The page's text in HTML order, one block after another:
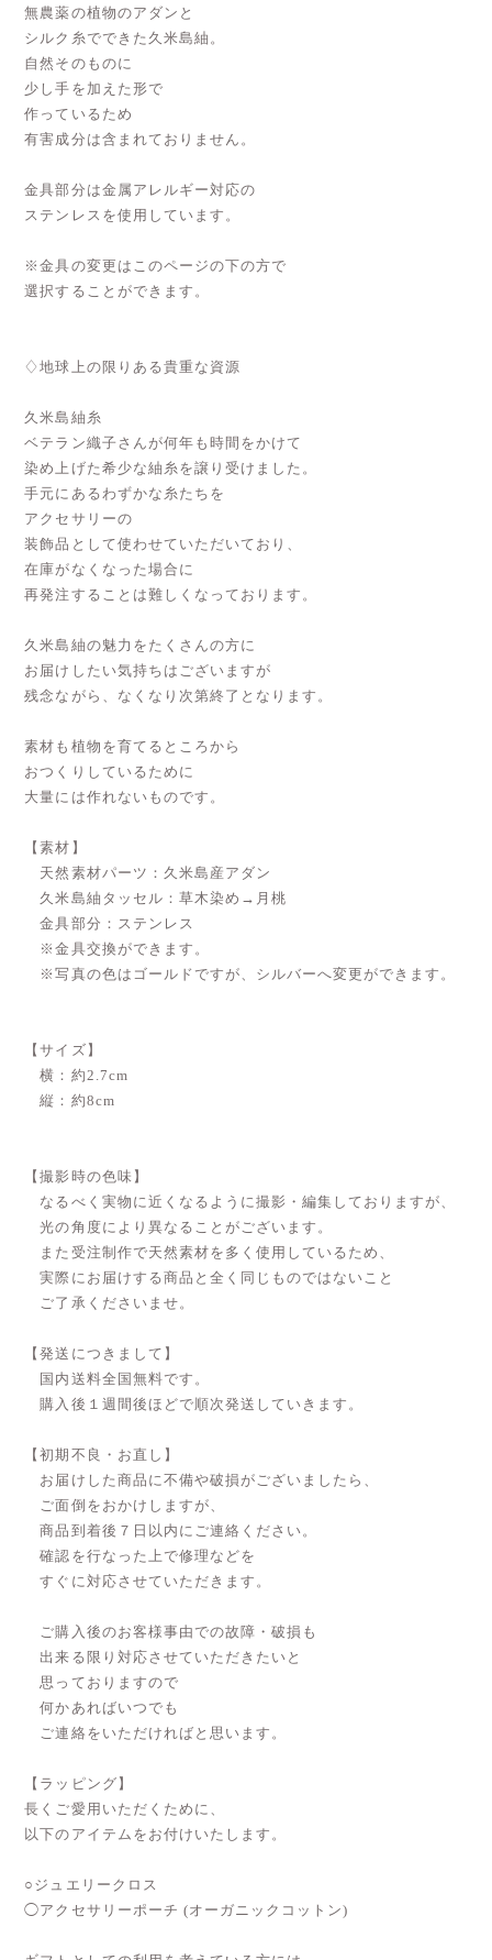
無農薬の植物のアダンと
シルク糸でできた久米島紬。
自然そのものに
少し手を加えた形で
作っているため
有害成分は含まれておりません。
金具部分は金属アレルギー対応の
ステンレスを使用しています。
※金具の変更はこのページの下の方で
選択することができます。
♢地球上の限りある貴重な資源
久米島紬糸
ベテラン織子さんが何年も時間をかけて
染め上げた希少な紬糸を譲り受けました。
手元にあるわずかな糸たちを
アクセサリーの
装飾品として使わせていただいており、
在庫がなくなった場合に
再発注することは難しくなっております。
久米島紬の魅力をたくさんの方に
お届けしたい気持ちはございますが
残念ながら、なくなり次第終了となります。
素材も植物を育てるところから
おつくりしているために
大量には作れないものです。
【素材】
天然素材パーツ：久米島産アダン
久米島紬タッセル：草木染め→月桃
金具部分：ステンレス
※金具交換ができます。
※写真の色はゴールドですが、シルバーへ変更ができます。
【サイズ】
横：約2.7cm
縦：約8cm
【撮影時の色味】
なるべく実物に近くなるように撮影・編集しておりますが、
光の角度により異なることがございます。
また受注制作で天然素材を多く使用しているため、
実際にお届けする商品と全く同じものではないこと
ご了承くださいませ。
【発送につきまして】
国内送料全国無料です。
購入後１週間後ほどで順次発送していきます。
【初期不良・お直し】
お届けした商品に不備や破損がございましたら、
ご面倒をおかけしますが、
商品到着後７日以内にご連絡ください。
確認を行なった上で修理などを
すぐに対応させていただきます。
ご購入後のお客様事由での故障・破損も
出来る限り対応させていただきたいと
思っておりますので
何かあればいつでも
ご連絡をいただければと思います。
【ラッピング】
長くご愛用いただくために、
以下のアイテムをお付けいたします。
○ジュエリークロス
◯アクセサリーポーチ (オーガニックコットン)